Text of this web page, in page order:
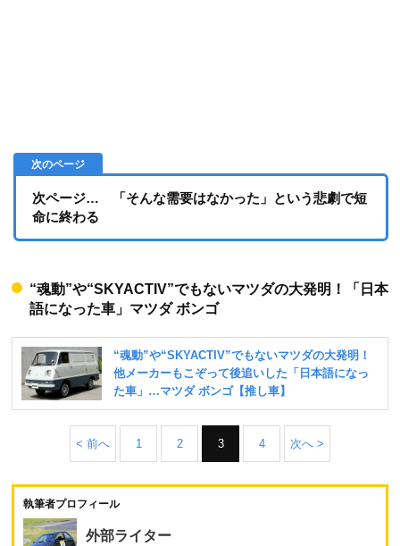
次ページ… 「そんな需要はなかった」という悲劇で短
命に終わる
“魂動”や“SKYACTIV”でもないマツダの大発明！「日本
語になった車」マツダ ボンゴ
< 前へ 1 2 3 4 次へ >
執筆者プロフィール
外部ライター